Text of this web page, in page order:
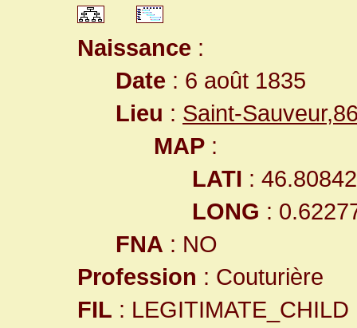
Naissance :
Date : 6 août 1835
Lieu : Saint-
MAP :
LATI :
LONG :
FNA : NO
Profession : Couturière
FIL : LEGITIMATE_CHILD